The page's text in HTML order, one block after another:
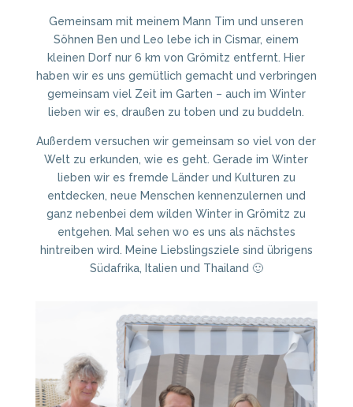
Gemeinsam mit meinem Mann Tim und unseren
Söhnen Ben und Leo lebe ich in Cismar, einem
kleinen Dorf nur 6 km von Grömitz entfernt. Hier
haben wir es uns gemütlich gemacht und verbringen
gemeinsam viel Zeit im Garten – auch im Winter
lieben wir es, draußen zu toben und zu buddeln.
Außerdem versuchen wir gemeinsam so viel von der
Welt zu erkunden, wie es geht. Gerade im Winter
lieben wir es fremde Länder und Kulturen zu
entdecken, neue Menschen kennenzulernen und
ganz nebenbei dem wilden Winter in Grömitz zu
entgehen. Mal sehen wo es uns als nächstes
hintreiben wird. Meine Liebslingsziele sind übrigens
Südafrika, Italien und Thailand 🙂